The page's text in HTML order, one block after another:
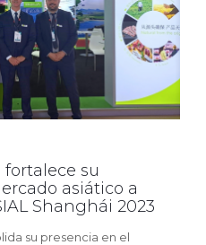
fortalece su
asiático a
Shanghái 2023
su presencia en el